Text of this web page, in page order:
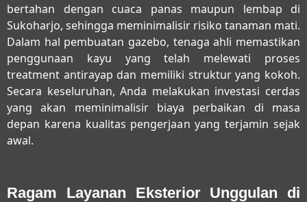
bertahan dengan cuaca panas maupun lembap di
Sukoharjo, sehingga meminimalisir risiko tanaman mati.
Dalam hal pembuatan gazebo, tenaga ahli memastikan
penggunaan kayu yang telah melewati proses
treatment antirayap dan memiliki struktur yang kokoh.
Secara keseluruhan, Anda melakukan investasi cerdas
yang akan meminimalisir biaya perbaikan di masa
depan karena kualitas pengerjaan yang terjamin sejak
awal.
Ragam Layanan Eksterior Unggulan di